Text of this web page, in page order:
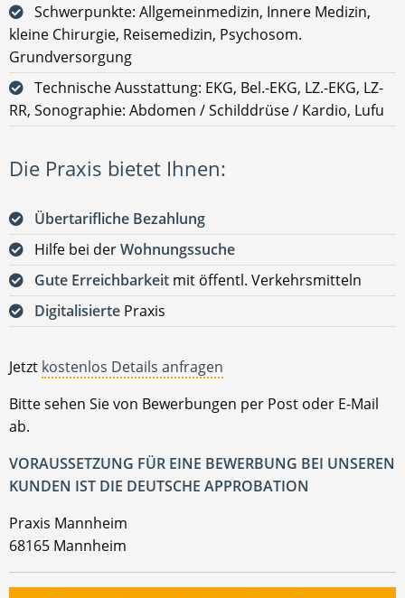
Schwerpunkte: Allgemeinmedizin, Innere Medizin,
kleine Chirurgie, Reisemedizin, Psychosom.
Grundversorgung
Technische Ausstattung: EKG, Bel.-EKG, LZ.-EKG, LZ-
RR, Sonographie: Abdomen / Schilddrüse / Kardio, Lufu
Die Praxis bietet Ihnen:
Übertarifliche Bezahlung
Hilfe bei derWohnungssuche
Gute Erreichbarkeit mit öffentl. Verkehrsmitteln
Digitalisierte Praxis
Jetzt kostenlos Details anfragen
Bitte sehen Sie von Bewerbungen per Post oder E-Mail
ab.
VORAUSSETZUNG FÜR EINE BEWERBUNG BEI UNSEREN
KUNDEN IST DIE DEUTSCHE APPROBATION
Praxis Mannheim
68165 Mannheim